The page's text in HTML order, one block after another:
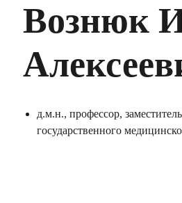
Вознюк
д.м.н., профессор,
государственного